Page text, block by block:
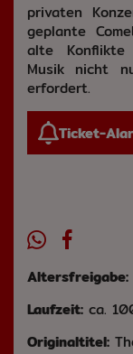
privaten
geplante
alte Konflikte
Musik nicht
erfordert.
Ticket-
Altersfreigabe:
Laufzeit: ca.
Originaltitel: